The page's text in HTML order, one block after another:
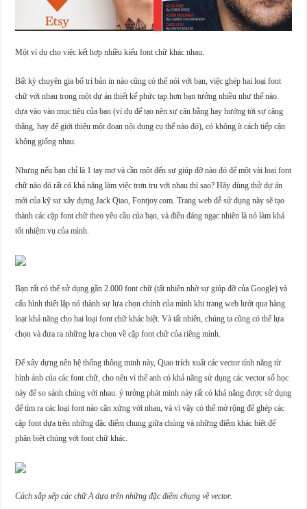
Một ví dụ cho việc kết hợp nhiều kiểu font chữ khác nhau.
Bất kỳ chuyên gia bố trí bản in nào cũng có thể nói với bạn, việc ghép hai loại font
chữ với nhau trong một dự án thiết kế phức tạp hơn bạn tưởng nhiều như thế nào.
dựa vào vào mục tiêu của bạn (ví dụ để tạo nên sự cân bằng hay hướng tới sự căng
thẳng, hay để giới thiệu một đoạn nội dung cụ thể nào đó), có không ít cách tiếp cận
không giống nhau.
Nhưng nếu bạn chỉ là 1 tay mơ và cần một đến sự giúp đỡ nào đó để một vài loại font
chữ nào đó rất có khả năng làm việc trơn tru với nhau thì sao? Hãy dùng thử dự án
mới của kỹ sư xây dựng Jack Qiao, Fontjoy.com. Trang web dễ sử dụng này sẽ tạo
thành các cặp font chữ theo yêu cầu của bạn, và điều đáng ngạc nhiên là nó làm khá
tốt nhiệm vụ của mình.
Bạn rất có thể sử dụng gần 2.000 font chữ (tất nhiên nhờ sự giúp đỡ của Google) và
cấu hình thiết lập nó thành sự lựa chọn chính của mình khi trang web lướt qua hàng
loạt khả năng cho hai loại font chữ khác biệt. Và tất nhiên, chúng ta cũng có thể lựa
chọn và đưa ra những lựa chọn về cặp font chữ của riêng mình.
Để xây dựng nên hệ thống thông minh này, Qiao trích xuất các vector tính năng từ
hình ảnh của các font chữ, cho nên vì thế anh có khả năng sử dụng các vector số học
này để so sánh chúng với nhau. ý tưởng phát minh này rất có khả năng được sử dụng
để tìm ra các loại font nào cân xứng với nhau, và vì vậy có thể mở rộng để ghép các
cặp font dựa trên những đặc điểm chung giữa chúng và những điểm khác biệt để
phân biệt chúng với font chữ khác.
Cách sắp xếp các chữ A dựa trên những đặc điểm chung về vector.